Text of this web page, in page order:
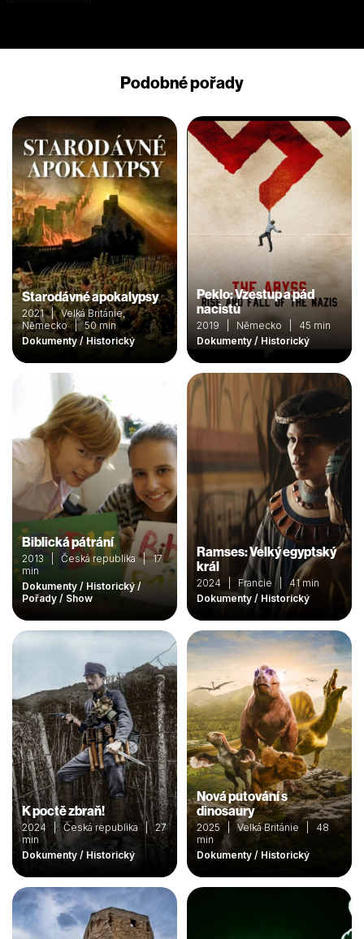
Palúch, Magda Paveleková, Vladimír Kostovič, Jozef Cút,
Podobné pořady
Starodávné apokalypsy
2021 | Velká Británie,
Německo | 50 min
Dokumenty / Historický
Peklo: Vzestup a pád
nacistů
2019 | Německo | 45 min
Dokumenty / Historický
Biblická pátrání
2013 | Česká republika | 17
min
Dokumenty / Historický /
Pořady / Show
Ramses: Velký egyptský
král
2024 | Francie | 41 min
Dokumenty / Historický
K poctě zbraň!
2024 | Česká republika | 27
min
Dokumenty / Historický
Nová putování s
dinosaury
2025 | Velká Británie | 48
min
Dokumenty / Historický